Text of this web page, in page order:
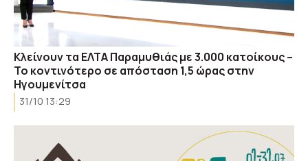
Κλείνουν τα ΕΛΤΑ Παραμυθιάς με 3.000 κατοίκους –
Το κοντινότερο σε απόσταση 1,5 ώρας στην
Ηγουμενίτσα
31/10 13:29